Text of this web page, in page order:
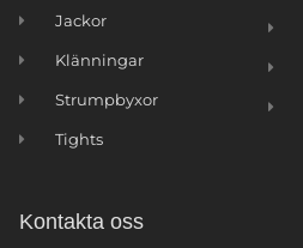
Jackor
Klänningar
Strumpbyxor
Tights
Kontakta oss